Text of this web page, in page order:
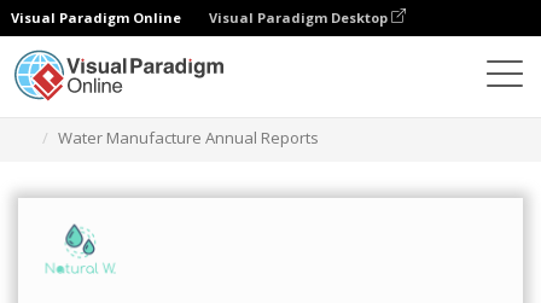
Visual Paradigm Online Visual Paradigm Desktop
Water Manufacture Annual Reports